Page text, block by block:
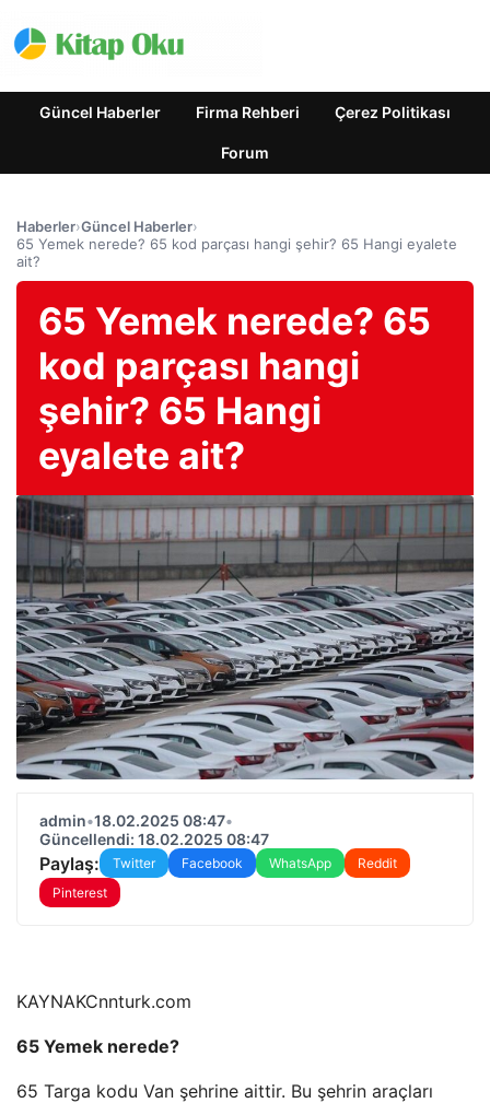
Güncel Haberler Firma Rehberi Çerez Politikası
Forum
Haberler›Güncel Haberler›
65 Yemek nerede? 65 kod parçası hangi şehir? 65 Hangi eyalete
ait?
65 Yemek nerede? 65
kod parçası hangi
şehir? 65 Hangi
eyalete ait?
admin•18.02.2025 08:47•
Güncellendi: 18.02.2025 08:47
Paylaş: Twitter Facebook WhatsApp
Reddit
Pinterest
KAYNAKCnnturk.com
65 Yemek nerede?
65 Targa kodu Van şehrine aittir. Bu şehrin araçları